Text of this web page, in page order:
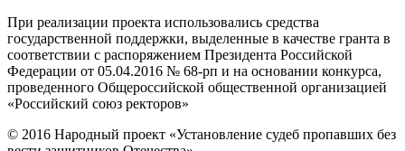
При реализации проекта использовались средства
государственной поддержки, выделенные в качестве гранта в
соответствии с распоряжением Президента Российской
Федерации от 05.04.2016 № 68-рп и на основании конкурса,
проведенного Общероссийской общественной организацией
«Российский союз ректоров»
© 2016 Народный проект «Установление судеб пропавших без